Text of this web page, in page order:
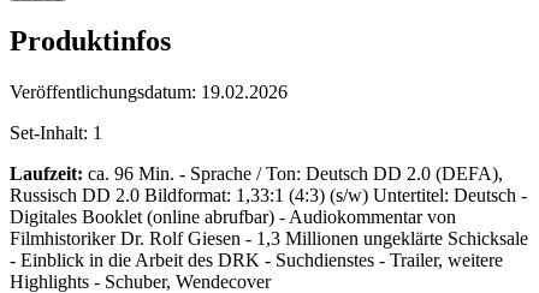
Produktinfos
Veröffentlichungsdatum: 19.02.2026
Set-Inhalt: 1
Laufzeit: ca. 96 Min. - Sprache / Ton: Deutsch DD 2.0 (DEFA),
Russisch DD 2.0 Bildformat: 1,33:1 (4:3) (s/w) Untertitel: Deutsch -
Digitales Booklet (online abrufbar) - Audiokommentar von
Filmhistoriker Dr. Rolf Giesen - 1,3 Millionen ungeklärte Schicksale
- Einblick in die Arbeit des DRK - Suchdienstes - Trailer, weitere
Highlights - Schuber, Wendecover